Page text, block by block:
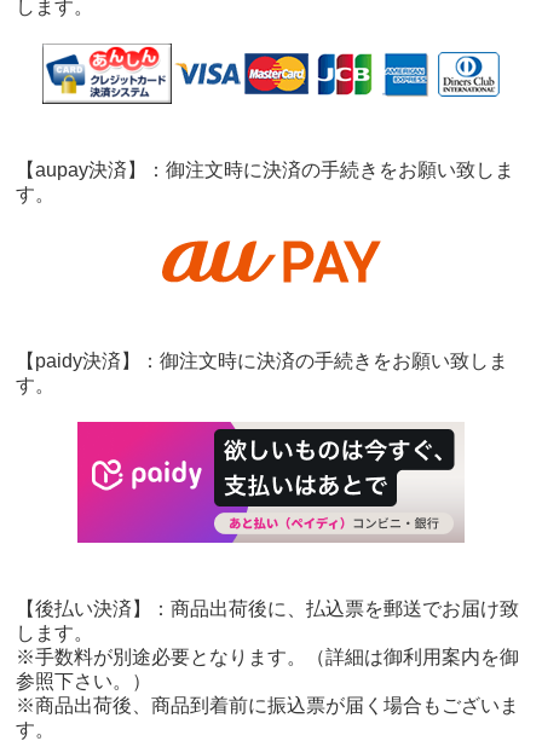
します。
【aupay決済】：御注文時に決済の手続きをお願い致しま
す。
【paidy決済】：御注文時に決済の手続きをお願い致しま
す。
【後払い決済】：商品出荷後に、払込票を郵送でお届け致
します。
※手数料が別途必要となります。（詳細は御利用案内を御
参照下さい。）
※商品出荷後、商品到着前に振込票が届く場合もございま
す。